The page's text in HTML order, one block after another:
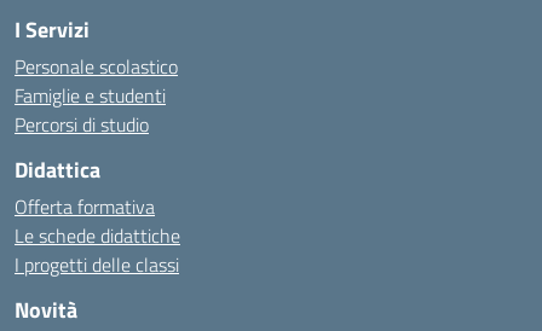
I Servizi
Personale scolastico
Famiglie e studenti
Percorsi di studio
Didattica
Offerta formativa
Le schede didattiche
I progetti delle classi
Novità